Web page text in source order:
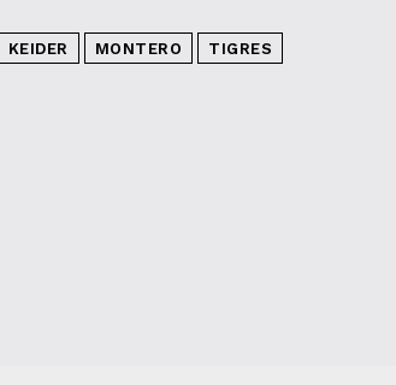
KEIDER MONTERO TIGRES